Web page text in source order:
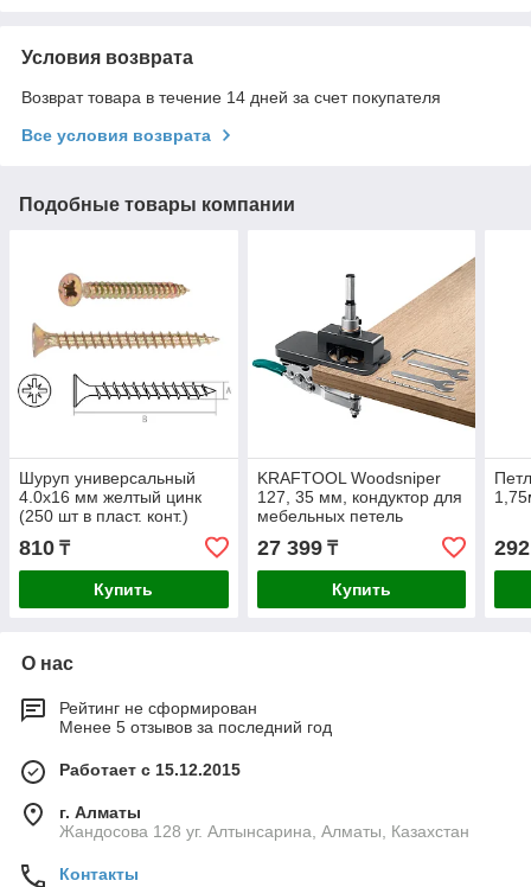
Условия возврата
Возврат товара в течение 14 дней за счет покупателя
Все условия возврата
Подобные товары компании
Шуруп универсальный
4.0х16 мм желтый цинк
(250 шт в пласт. конт.)
STARFIX
810 ₸
Купить
KRAFTOOL Woodsniper
127, 35 мм, кондуктор для
мебельных петель
27 399₸
Купить
292
О нас
Рейтинг не сформирован
Менее 5 отзывов за последний год
Работает с 15.12.2015
г. Алматы
Жандосова 128 уг. Алтынсарина, Алматы, Казахстан
Контакты